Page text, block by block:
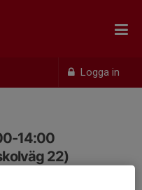
Logga in
14:00
22)